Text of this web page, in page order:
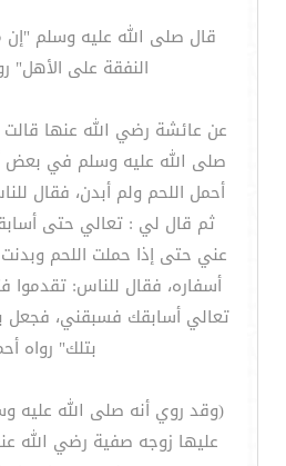
قال صلى الله عليه وسلم "إن
النفقة على الأهل"
عن عائشة رضي الله عنها
صلى الله عليه وسلم في بعض
أحمل اللحم ولم أبدن، فقال
ثم قال لي : تعالي حتى
عني حتى إذا حملت اللحم
أسفاره، فقال للناس: تقدموا
تعالي أسابقك فسبقني،
بتلك" رواه
(وقد روي أنه صلى الله عليه
عليها زوجه صفية رضي الله